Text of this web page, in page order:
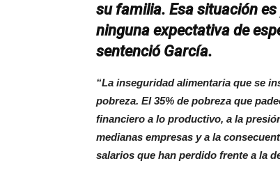
su familia. Esa situación
ninguna expectativa de
sentenció García.
“La inseguridad alimentaria que se
pobreza. El 35% de pobreza que
financiero a lo productivo, a la
medianas empresas y a la
salarios que han perdido frente a la